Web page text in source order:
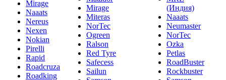
Mirage
Naaats
Nereus
Nexen
Nokian
Pirelli
Rapid
Roadcruza
Roadking
Mirage
Miteras
NorTec
Ogreen
Ralson
Red Tyre
Safecess
Sailun
(Индия)
Naaats
Neumaster
NorTec
Ozka
Petlas
RoadBuster
Rockbuster